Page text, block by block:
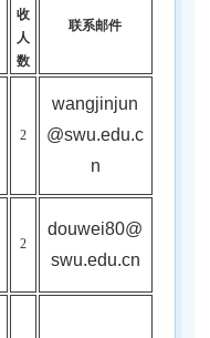
收
人
数
联系邮件
2
wangjinjun
@swu.edu.c
n
2
douwei80@
swu.edu.cn